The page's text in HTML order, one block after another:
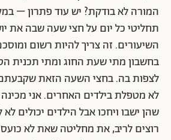
המורה לא בודקת? יש עוד פתרון –
תחליטי כל יום על חצי שעה שבה את
השיעורים. זה צריך להיות רשום
בחשבון מתי שעת החוג ומתי תכנית
לצפות בה. בחצי השעה הזאת
לא מטפלת בילדים האחרים. אני
שהן ישבו ויחכו אבל הילדים יכולים
רוצים לריב, את מחליטה שאת לא